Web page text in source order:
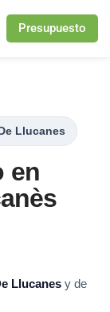
Presupuesto
Llucanes
en
Llucanes y de